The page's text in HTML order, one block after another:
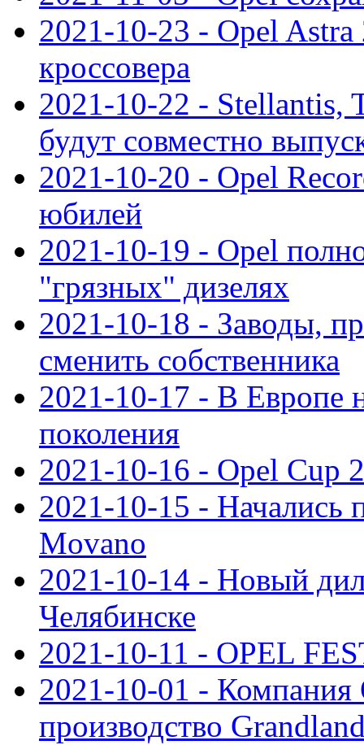
2021-10-23 - Opel Astra
кроссовера
2021-10-22 - Stellantis,
будут совместно
2021-10-20 - Opel
юбилей
2021-10-19 - Opel
"грязных" дизелях
2021-10-18 - Заводы,
сменить собственника
2021-10-17 - В Европе
поколения
2021-10-16 - Opel Cup
2021-10-15 - Начались
Movano
2021-10-14 - Новый
Челябинске
2021-10-11 - OPEL
2021-10-01 - Компания
производство